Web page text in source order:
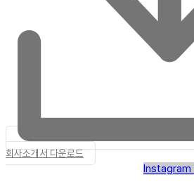
회사소개서 다운로드
Instagram